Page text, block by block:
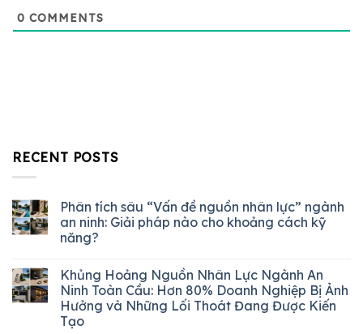
0 COMMENTS
RECENT POSTS
Phân tích sâu “Vấn đề nguồn nhân lực” ngành
an ninh: Giải pháp nào cho khoảng cách kỹ
năng?
Khủng Hoảng Nguồn Nhân Lực Ngành An
Ninh Toàn Cầu: Hơn 80% Doanh Nghiệp Bị Ảnh
Hưởng và Những Lối Thoát Đang Được Kiến
Tạo